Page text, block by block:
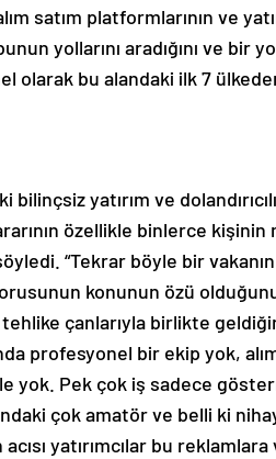
satım platformlarının ve
yollarını aradığını ve bir
olarak bu alandaki ilk 7
yatırım ve
özellikle binlerce kişinin
“Tekrar böyle bir vakanın
konunun özü
çanlarıyla birlikte
profesyonel bir ekip yok,
yok. Pek çok iş sadece
çok amatör ve belli ki
yatırımcılar bu reklamlara